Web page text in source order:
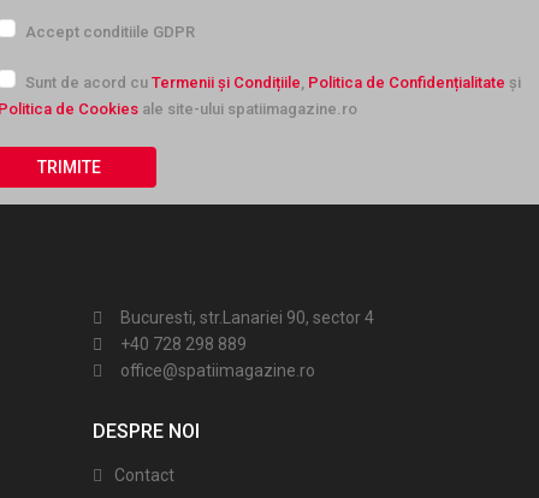
Accept conditiile GDPR
Sunt de acord cu Termenii și Condițiile, Politica de Confidențialitate și
de Cookies ale site-ului spatiimagazine.ro
Bucuresti, str.Lanariei 90, sector 4
+40 728 298 889
office@spatiimagazine.ro
DESPRE NOI
Contact